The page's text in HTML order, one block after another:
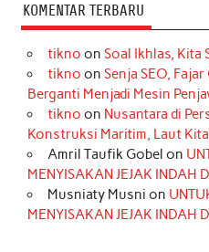
KOMENTAR TERBARU
tikno on Soal Ikhlas, Kita
tikno on Senja SEO,
Berganti Menjadi Mesin
tikno on Nusantara di
Konstruksi Maritim, Laut
Amril Taufik Gobel on
MENYISAKAN JEJAK INDAH
Musniaty Musni on
MENYISAKAN JEJAK INDAH